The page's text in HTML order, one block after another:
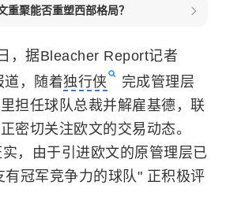
重聚能否重塑西部格局？
，据Bleacher Report记者
，随着独行侠
完成管理层
担任球队总裁并解雇基德，联
密切关注欧文的交易动态。
，由于引进欧文的原管理层已
有冠军竞争力的球队" 正积极评